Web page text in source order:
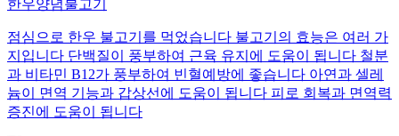
한우양념불고기
점심으로 한우 불고기를 먹었습니다 불고기의 효능은 여러 가
지입니다 단백질이 풍부하여 근육 유지에 도움이 됩니다 철분
과 비타민 B12가 풍부하여 빈혈예방에 좋습니다 아연과 셀레
늄이 면역 기능과 갑상선에 도움이 됩니다 피로 회복과 면역력
증진에 도움이 됩니다